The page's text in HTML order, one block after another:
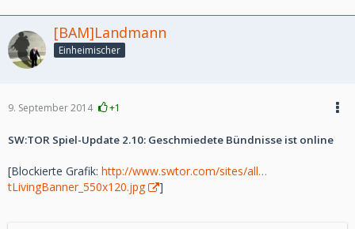
[BAM]Landmann
Einheimischer
9. September 2014 +1
SW:TOR Spiel-Update 2.10: Geschmiedete Bündnisse ist online
[Blockierte Grafik: http://www.swtor.com/sites/all…
tLivingBanner_550x120.jpg
]